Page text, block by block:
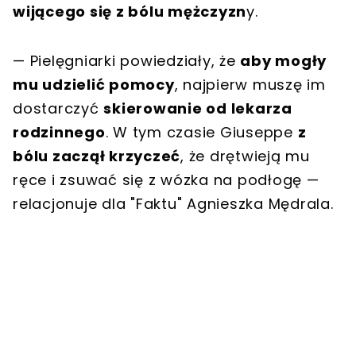
wijącego się z bólu mężczyzny.
— Pielęgniarki powiedziały, że aby mogły
mu udzielić pomocy, najpierw muszę im
dostarczyćskierowanie od lekarza
rodzinnego. W tym czasie Giuseppe z
bólu zaczął krzyczeć, że drętwieją mu
ręce i zsuwać się z wózka na podłogę —
relacjonuje dla "Faktu" Agnieszka Mędrala.